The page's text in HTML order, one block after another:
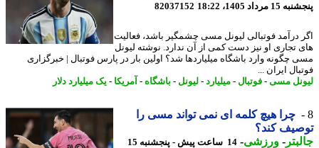
1405، 18:22
82037152
درآمد فوتبالی لیونل مسی چشمگیر باشد، فعالیت
تجاری او نیز دست کمی از آن ندارد. نوشته لیونل
چگونه وارد باشگاه میلیاردها شد؟ اولین بار در پارس فوتبال | خبرگزاری
ایران ...
مسی-فوتبال-میلیارد-لیونل-باشگاه-آمریکا- یک میلیارد دلار
چرا هیچ کلمه ای نمی تواند مسی را
کند؟
-ورزشی-
14 ساعت پیش - پنجشنبه 15